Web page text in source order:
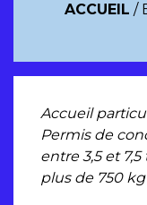
ACCUEIL /
Accueil
Permis de
entre 3,5 et
plus de 750 kg